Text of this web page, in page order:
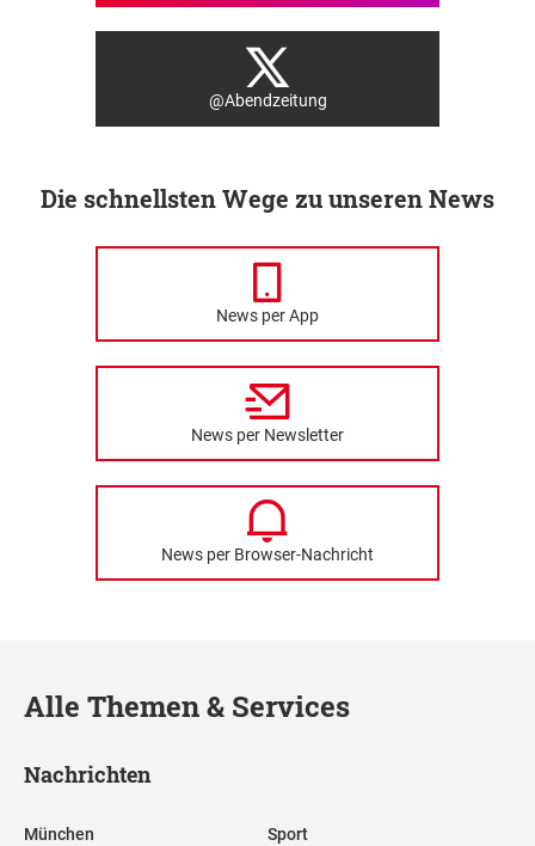
@Abendzeitung
Die schnellsten Wege zu unseren News
News per App
News per Newsletter
News per Browser-Nachricht
Alle Themen & Services
Nachrichten
München Sport